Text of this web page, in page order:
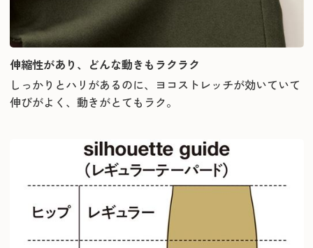
伸縮性があり、どんな動きもラクラク
しっかりとハリがあるのに、ヨコストレッチが効いていて
伸びがよく、動きがとてもラク。